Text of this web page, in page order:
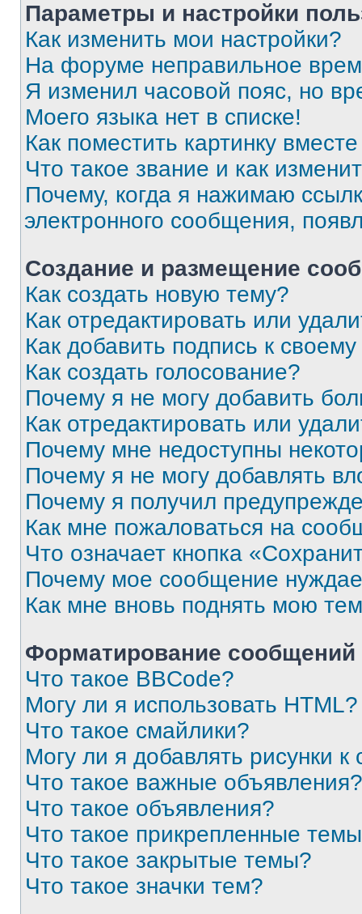
Параметры и настройки
Как изменить мои настройки?
На форуме неправильное
Я изменил часовой пояс, но
Моего языка нет в списке!
Как поместить картинку
Что такое звание и как
Почему, когда я нажимаю
электронного сообщения,
Создание и размещение
Как создать новую тему?
Как отредактировать или
Как добавить подпись к
Как создать голосование?
Почему я не могу добавить
Как отредактировать или
Почему мне недоступны
Почему я не могу добавлять
Почему я получил
Как мне пожаловаться на
Что означает кнопка
Почему мое сообщение
Как мне вновь поднять мою
Форматирование
Что такое BBCode?
Могу ли я использовать HTML?
Что такое смайлики?
Могу ли я добавлять рисунки
Что такое важные объявления?
Что такое объявления?
Что такое прикрепленные
Что такое закрытые темы?
Что такое значки тем?